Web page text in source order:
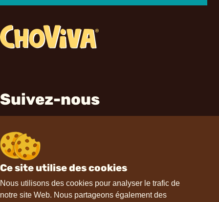
Ce site utilise des cookies
Nous utilisons des cookies pour analyser le trafic de
notre site Web. Nous partageons également des
Suivez-nous
Contact